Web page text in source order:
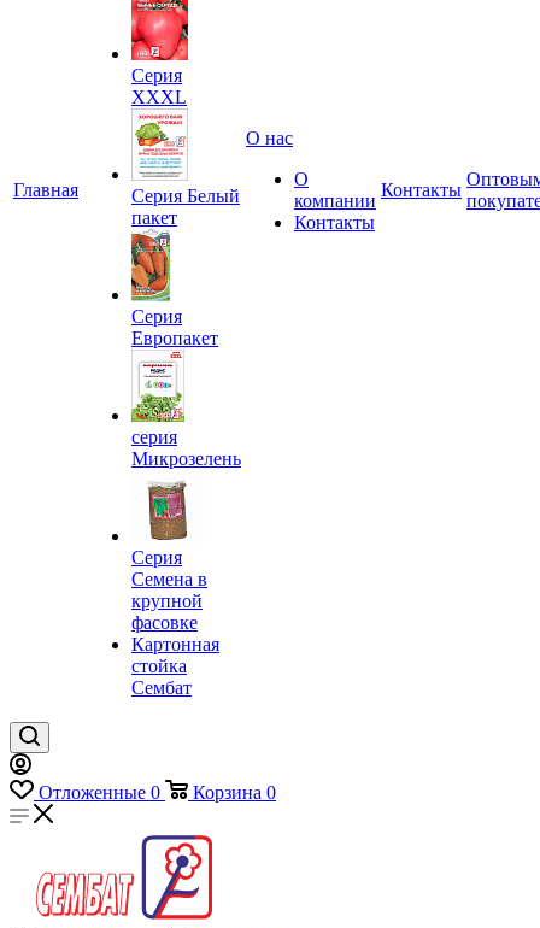
Главная
Серия
XXXL
Серия Белый
пакет
Серия
Европакет
серия
Микрозелень
Серия
Семена в
крупной
фасовке
Картонная
стойка
Сембат
О нас
О
компании
Контакты
Контакты
Отложенные 0 Корзина 0